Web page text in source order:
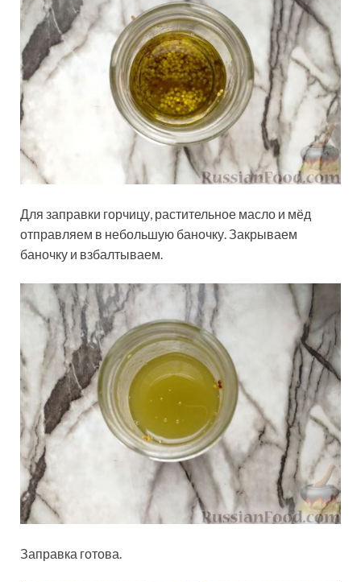
Для заправки горчицу, растительное масло и мёд
отправляем в небольшую баночку. Закрываем
баночку и взбалтываем.
Заправка готова.